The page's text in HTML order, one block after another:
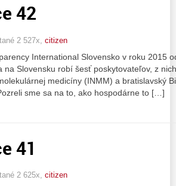
42
2 527x, citizen
International Slovensko v roku 2015
na Slovensku robí šesť poskytovateľov, z
medicíny (INMM) a bratislavský
sme sa na to, ako hospodárne to […]
41
2 625x, citizen